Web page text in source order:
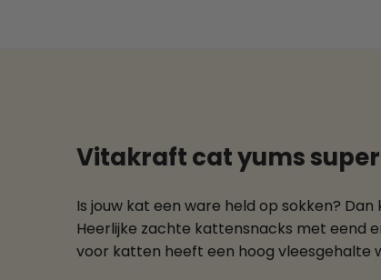
Vitakraft cat yums
Is jouw kat een ware held op sokken?
Heerlijke zachte kattensnacks met eend
voor katten heeft een hoog vleesgehalte